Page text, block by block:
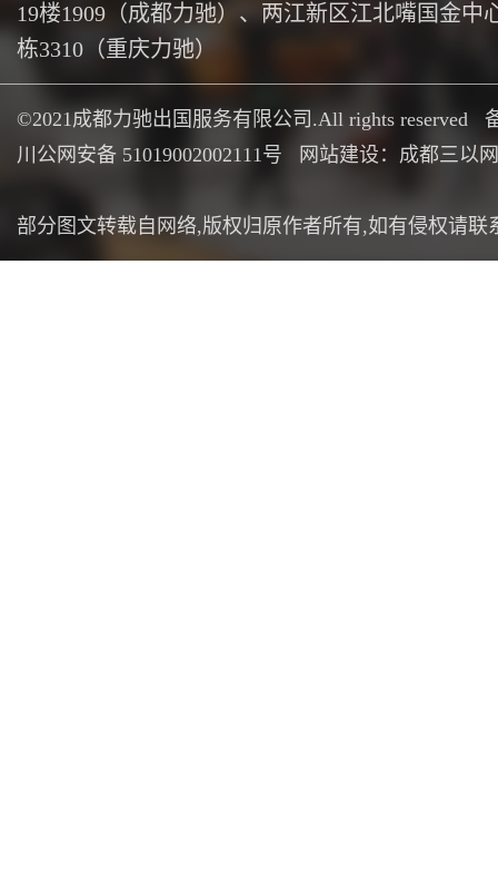
19楼1909（成都力驰）、两江新区江北嘴国金中
栋3310（重庆力驰）
©2021成都力驰出国服务有限公司.All rights reserved
川公网安备 51019002002111号
网站建设：成都三以
部分图文转载自网络,版权归原作者所有,如有侵权请联